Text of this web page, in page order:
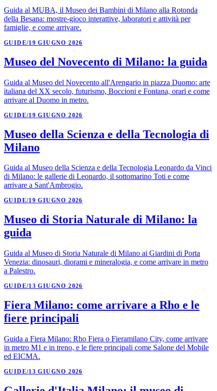
Guida al MUBA, il Museo dei Bambini di Milano alla Rotonda
della Besana: mostre-gioco interattive, laboratori e attività per
famiglie, e come arrivare.
GUIDE/19 GIUGNO 2026
Museo del Novecento di Milano: la guida
Guida al Museo del Novecento all'Arengario in piazza Duomo: arte
italiana del XX secolo, futurismo, Boccioni e Fontana, orari e come
arrivare al Duomo in metro.
GUIDE/19 GIUGNO 2026
Museo della Scienza e della Tecnologia di
Milano
Guida al Museo della Scienza e della Tecnologia Leonardo da Vinci
di Milano: le gallerie di Leonardo, il sottomarino Toti e come
arrivare a Sant'Ambrogio.
GUIDE/19 GIUGNO 2026
Museo di Storia Naturale di Milano: la
guida
Guida al Museo di Storia Naturale di Milano ai Giardini di Porta
Venezia: dinosauri, diorami e mineralogia, e come arrivare in metro
a Palestro.
GUIDE/13 GIUGNO 2026
Fiera Milano: come arrivare a Rho e le
fiere principali
Guida a Fiera Milano: Rho Fiera o Fieramilano City, come arrivare
in metro M1 e in treno, e le fiere principali come Salone del Mobile
ed EICMA.
GUIDE/13 GIUGNO 2026